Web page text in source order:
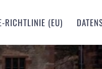
RICHTLINIE (EU)